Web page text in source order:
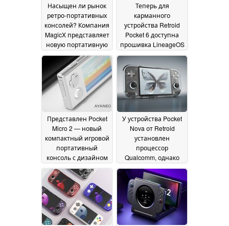
Насыщен ли рынок
ретро-портативных
консолей? Компания
MagicX представляет
новую портативную
консоль,
напоминающую 2DS
05 July 2026
Теперь для
карманного
устройства Retroid
Pocket 6 доступна
прошивка LineageOS
02 July 2026
Представлен Pocket
Micro 2 — новый
компактный игровой
портативный
консоль с дизайном
премиум-класса,
доступная в двух
цветовых вариантах
25 June 2026
У устройства Pocket
Nova от Retroid
установлен
процессор
Qualcomm, однако
это не чип
Snapdragon25 June 2026